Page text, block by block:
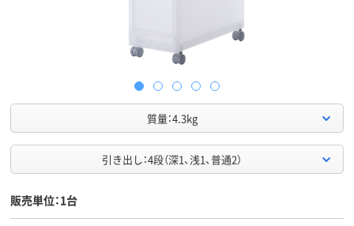
質量：4.3kg
引き出し：4段（深1、浅1、普通2）
販売単位：1台